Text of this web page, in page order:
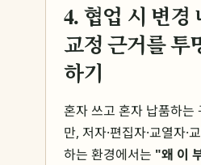
4. 협업 시 변
교정 근거를 투
하기
혼자 쓰고 혼자 납품하는
만, 저자·편집자·교열자·
하는 환경에서는 "왜 이